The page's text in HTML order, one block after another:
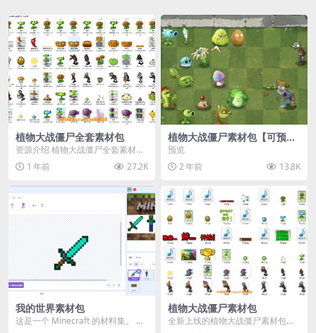
植物大战僵尸全套素材包
资源介绍 植物大战僵尸全套素材
包，包含227个丰富多样的素材，
涵盖角色、背景、动...
1 年前 27.2K
植物大战僵尸素材包【可预
览】
预览
2 年前
13.8K
我的世界素材包
这是一个 Minecraft 的材料集。 操
植物大战僵尸素材包
全新上线的植物大战僵尸素材包，